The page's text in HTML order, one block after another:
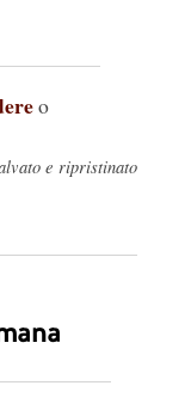
o
e ripristinato